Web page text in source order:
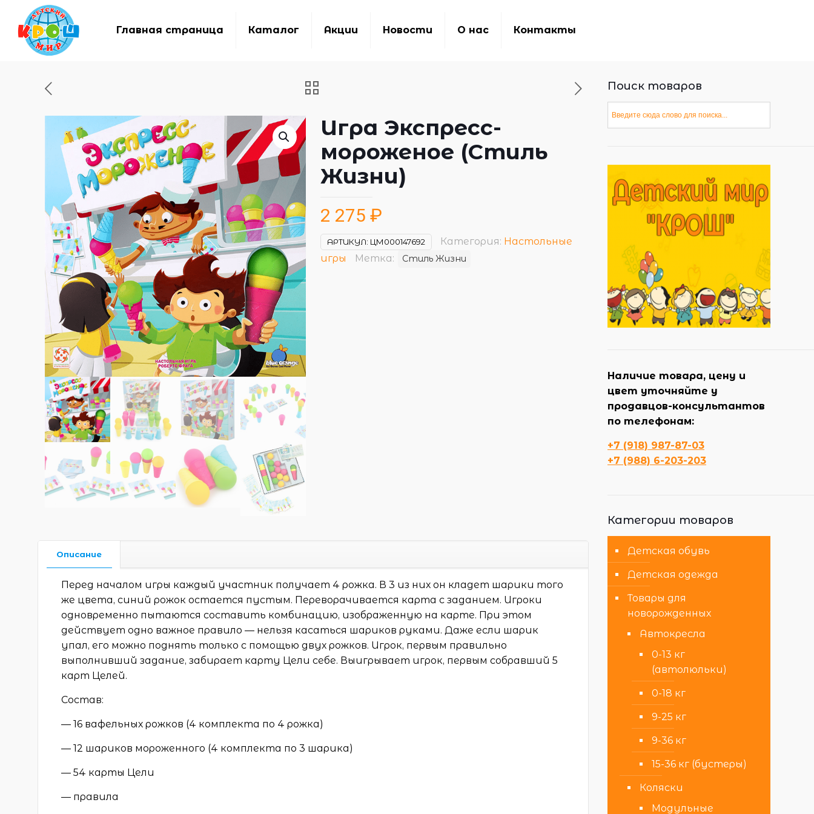
Главная страница Каталог Акции Новости О нас Контакты
Игра Экспресс-
мороженое (Стиль
Жизни)
2 275 ₽
АРТИКУЛ: ЦМ000147692 Категория: Настольные
игры
Метка: Стиль Жизни
Описание
Перед началом игры каждый участник получает 4 рожка. В 3 из них он кладет шарики того
же цвета, синий рожок остается пустым. Переворачивается карта с заданием. Игроки
одновременно пытаются составить комбинацию, изображенную на карте. При этом
действует одно важное правило — нельзя касаться шариков руками. Даже если шарик
упал, его можно поднять только с помощью двух рожков. Игрок, первым правильно
выполнивший задание, забирает карту Цели себе. Выигрывает игрок, первым собравший 5
карт Целей.
Состав:
— 16 вафельных рожков (4 комплекта по 4 рожка)
— 12 шариков мороженного (4 комплекта по 3 шарика)
— 54 карты Цели
— правила
Поиск товаров
Наличие товара, цену и
цвет уточняйте у
продавцов-консультантов
по телефонам:
+7 (918) 987-87-03
+7 (988) 6-203-203
Категории товаров
Детская обувь
Детская одежда
Товары для
новорожденных
Автокресла
0-13 кг
(автолюльки)
0-18 кг
9-25 кг
9-36 кг
15-36 кг (бустеры)
Коляски
Модульные